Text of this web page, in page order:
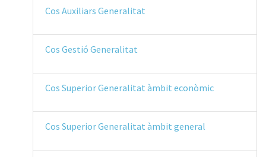
Cos Auxiliars Generalitat
Cos Gestió Generalitat
Cos Superior Generalitat àmbit econòmic
Cos Superior Generalitat àmbit general